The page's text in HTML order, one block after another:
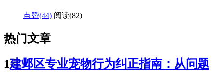
点赞(44) 阅读(82)
热门文章
1建邺区专业宠物行为纠正指南：从问题